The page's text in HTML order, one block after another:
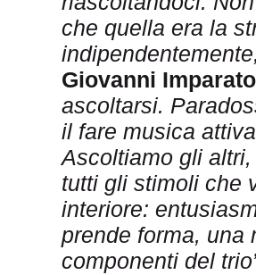
che quella era la
Giovanni
ascoltarsi.
il fare musica
Ascoltiamo gli
tutti gli stimoli che
interiore:
prende forma, una
componenti del